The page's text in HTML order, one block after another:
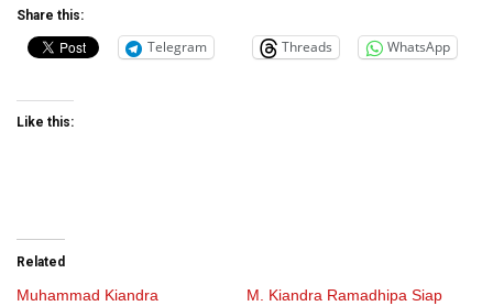
Share this:
Telegram Threads WhatsApp
Like this:
Related
Muhammad Kiandra
M. Kiandra Ramadhipa Siap